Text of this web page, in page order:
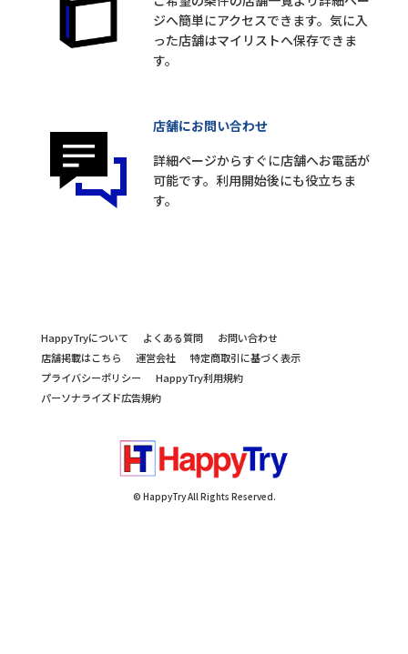
ジへ簡単にアクセスできます。気に入
った店舗はマイリストへ保存できま
す。
店舗にお問い合わせ
詳細ページからすぐに店舗へお電話が
可能です。利用開始後にも役立ちま
す。
HappyTryについて よくある質問
お問い合わせ
店舗掲載はこちら
運営会社
特定商取引に基づく表示
プライバシーポリシー
HappyTry利用規約
パーソナライズド広告規約
© HappyTry All Rights Reserved.